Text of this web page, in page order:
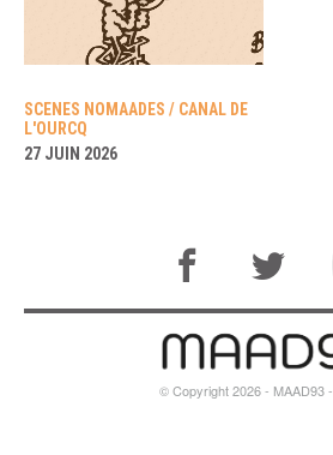
SCENES NOMAADES / CANAL DE
L'OURCQ
27 JUIN 2026
© Copyright 2026 - MAAD93 -